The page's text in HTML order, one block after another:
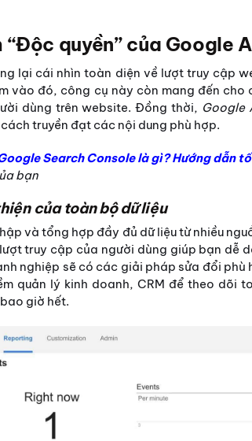
“Độc quyền” của Google
lại cái nhìn toàn diện về lượt truy cập
vào đó, công cụ này còn mang đến
dùng trên website. Đồng thời, Google
truyền đạt các nội dung phù hợp.
Search Console là gì? Hướng dẫn
bạn
của toàn bộ dữ liệu
và tổng hợp đầy đủ dữ liệu từ nhiều
truy cập của người dùng giúp bạn dễ
nghiệp sẽ có các giải pháp sửa đổi phù
quản lý kinh doanh, CRM để theo dõi
giờ hết.